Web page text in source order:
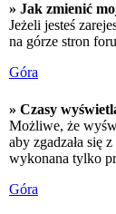
» Jak zmienić
Jeżeli jesteś
na górze stron
Góra
» Czasy
Możliwe, że
aby zgadzała się
wykonana tylko
Góra